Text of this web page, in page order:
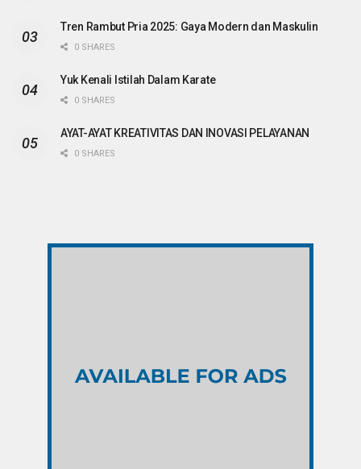
Tren Rambut Pria 2025: Gaya Modern dan Maskulin
0 SHARES
Yuk Kenali Istilah Dalam Karate
0 SHARES
AYAT-AYAT KREATIVITAS DAN INOVASI PELAYANAN
0 SHARES